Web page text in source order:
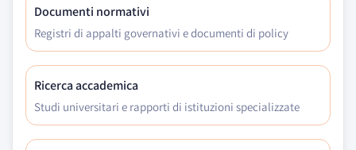
Documenti normativi
Registri di appalti governativi e documenti di policy
Ricerca accademica
Studi universitari e rapporti di istituzioni specializzate